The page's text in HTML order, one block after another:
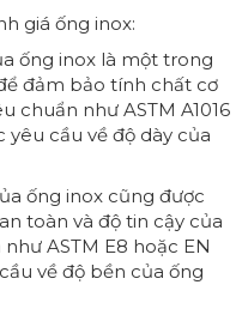
giá ống inox:
ống inox là một trong
đảm bảo tính chất cơ
chuẩn như ASTM A1016
yêu cầu về độ dày của
ống inox cũng được
toàn và độ tin cậy của
ASTM E8 hoặc EN
về độ bền của ống